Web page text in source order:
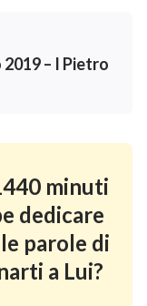
– I Pietro
minuti
dedicare
parole di
a Lui?